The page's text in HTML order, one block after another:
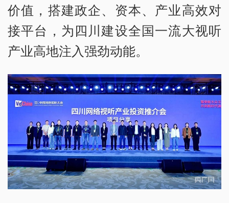
价值，搭建政企、资本、产业高效对
接平台，为四川建设全国一流大视听
产业高地注入强劲动能。